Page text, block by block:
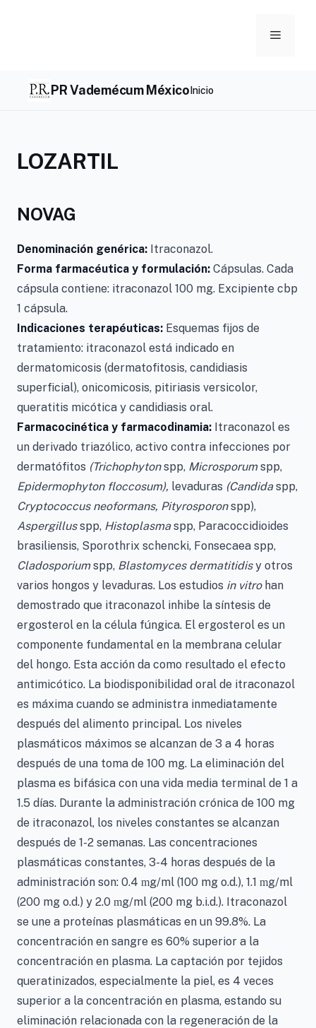
Menu
PR Vademécum MéxicoInicio
LOZARTIL
NOVAG
Denominación genérica: Itraconazol.
Forma farmacéutica y formulación: Cápsulas. Cada
cápsula contiene: itraconazol 100 mg. Excipiente cbp
1 cápsula.
Indicaciones terapéuticas: Esquemas fijos de
tratamiento: itraconazol está indicado en
dermatomicosis (dermatofitosis, candidiasis
superficial), onicomicosis, pitiriasis versicolor,
queratitis micótica y candidiasis oral.
Farmacocinética y farmacodinamia: Itraconazol es
un derivado triazólico, activo contra infecciones por
dermatófitos (Trichophytonspp, Microsporumspp,
Epidermophyton floccosum), levaduras (Candidaspp,
Cryptococcus neoformans, Pityrosporonspp),
Aspergillusspp, Histoplasmaspp, Paracoccidioides
brasiliensis, Sporothrix schencki, Fonsecaea spp,
Cladosporiumspp, Blastomyces dermatitidisy otros
varios hongos y levaduras. Los estudios in vitrohan
demostrado que itraconazol inhibe la síntesis de
ergosterol en la célula fúngica. El ergosterol es un
componente fundamental en la membrana celular
del hongo. Esta acción da como resultado el efecto
antimicótico. La biodisponibilidad oral de itraconazol
es máxima cuando se administra inmediatamente
después del alimento principal. Los niveles
plasmáticos máximos se alcanzan de 3 a 4 horas
después de una toma de 100 mg. La eliminación del
plasma es bifásica con una vida media terminal de 1 a
1.5 días. Durante la administración crónica de 100 mg
de itraconazol, los niveles constantes se alcanzan
después de 1-2 semanas. Las concentraciones
plasmáticas constantes, 3-4 horas después de la
administración son: 0.4 mg/ml (100 mg o.d.), 1.1 mg/ml
(200 mg o.d.) y 2.0 mg/ml (200 mg b.i.d.). Itraconazol
se une a proteínas plasmáticas en un 99.8%. La
concentración en sangre es 60% superior a la
concentración en plasma. La captación por tejidos
queratinizados, especialmente la piel, es 4 veces
superior a la concentración en plasma, estando su
eliminación relacionada con la regeneración de la